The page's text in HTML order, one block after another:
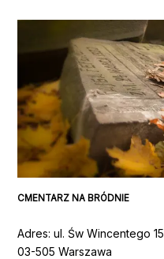
CMENTARZ NA BRÓDNIE
Adres:ul. Św Wincentego 15
03-505 Warszawa